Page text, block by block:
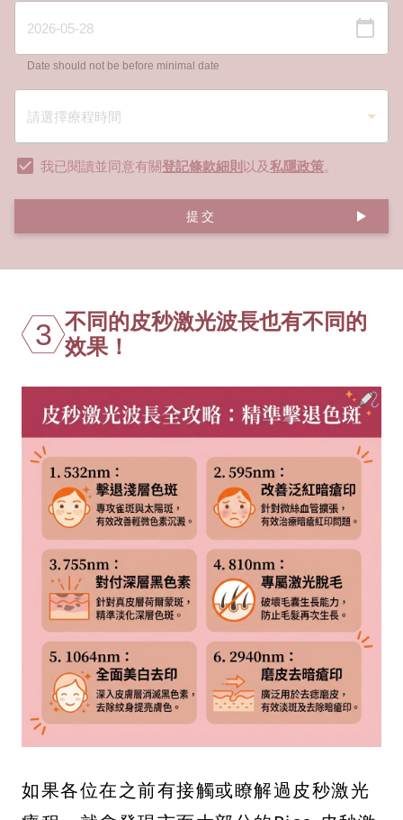
Date should not be before minimal date
我已閱讀並同意有關登記條款細則 以及私隱政策。
提交
3 不同的皮秒激光波長也有不同的
效果！
如果各位在之前有接觸或瞭解過皮秒激光